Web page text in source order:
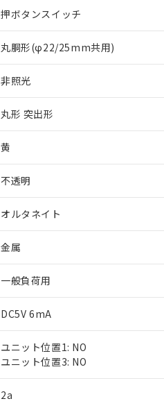
押ボタンスイッチ
丸胴形(φ22/25mm共用)
非照光
丸形 突出形
黄
不透明
オルタネイト
金属
一般負荷用
DC5V 6mA
ユニット位置1: NO
ユニット位置3: NO
2a
※1 対応状況
対応済み：EU RoHS指令（
対応予定：EU RoHS指令（10
対応予定なし：EU RoHS指令